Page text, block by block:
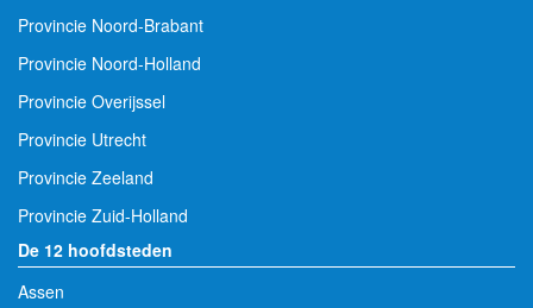
Provincie Noord-Brabant
Provincie Noord-Holland
Provincie Overijssel
Provincie Utrecht
Provincie Zeeland
Provincie Zuid-Holland
De 12 hoofdsteden
Assen